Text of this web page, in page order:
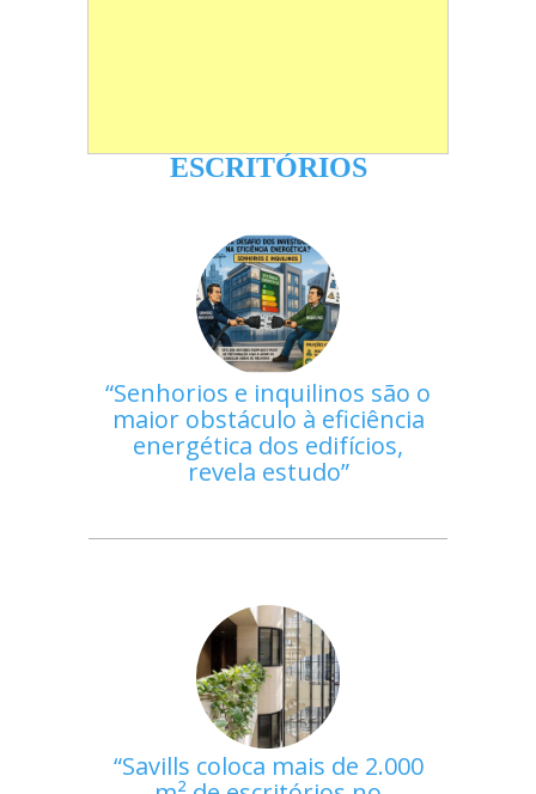
ESCRITÓRIOS
Senhorios e inquilinos são o
maior obstáculo à eficiência
energética dos edifícios,
revela estudo
Savills coloca mais de 2.000